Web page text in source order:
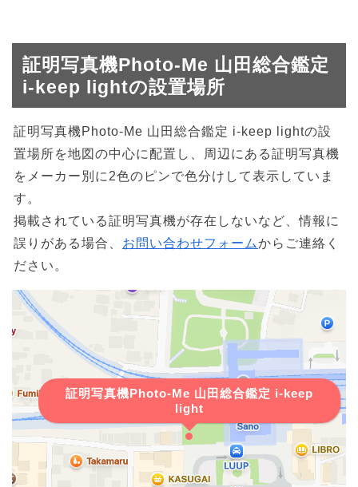
証明写真機Photo-Me 山田総合鑑定
i-keep lightの設置場所
証明写真機Photo-Me 山田総合鑑定 i-keep lightの設
置場所を地図の中心に配置し、周辺にある証明写真機
をメーカー別に2色のピンで色分けして表示していま
す。
掲載されている証明写真機が存在しないなど、情報に
誤りがある場合、 お問い合わせフォームからご連絡く
ださい。
証明写真機Photo-Me 山田総合鑑定 i-keep
light